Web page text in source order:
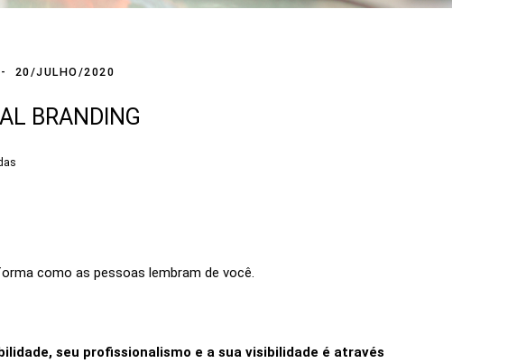
20/JULHO/2020
BRANDING
como as pessoas lembram de você.
seu profissionalismo e a sua visibilidade é através